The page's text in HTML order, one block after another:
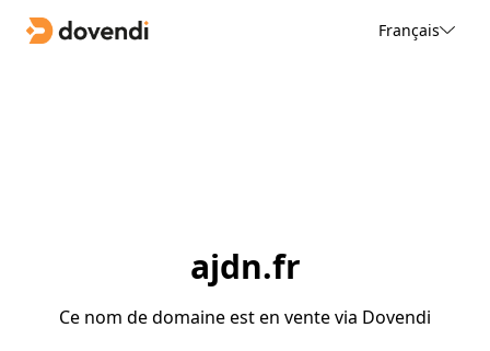
Français
ajdn.fr
Ce nom de domaine est en vente via Dovendi